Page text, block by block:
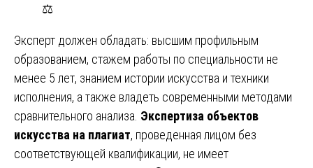
⚖️
Эксперт должен обладать: высшим профильным
образованием, стажем работы по специальности не
менее 5 лет, знанием истории искусства и техники
исполнения, а также владеть современными методами
сравнительного анализа. Экспертиза объектов
искусства на плагиат, проведенная лицом без
соответствующей квалификации, не имеет